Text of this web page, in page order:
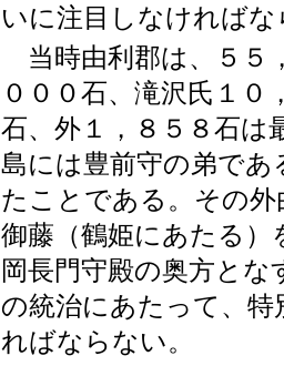
いに注目しなければ
当時由利郡は、５５
０００石、滝沢氏１０
石、外１，８５８石は
島には豊前守の弟であ
たことである。その外
御藤（鶴姫にあたる）
岡長門守殿の奥方と
の統治にあたって、
ればならない。